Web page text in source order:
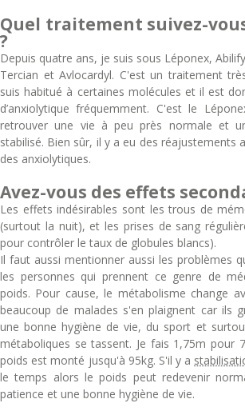
Quel traitement suivez-
?
Depuis quatre ans, je suis sous Léponex,
Tercian et Avlocardyl. C'est un traitement
suis habitué à certaines molécules et il est
d’anxiolytique fréquemment. C'est le
retrouver une vie à peu près normale et
stabilisé. Bien sûr, il y a eu des réajustements
des anxiolytiques.
Avez-vous des effets
Les effets indésirables sont les trous de
(surtout la nuit), et les prises de sang
pour contrôler le taux de globules blancs).
Il faut aussi mentionner aussi les problèmes
les personnes qui prennent ce genre de
poids. Pour cause, le métabolisme change
beaucoup de malades s'en plaignent car ils
une bonne hygiène de vie, du sport et
métaboliques se tassent. Je fais 1,75m pour
poids est monté jusqu'à 95kg. S'il y a
le temps alors le poids peut redevenir
patience et une bonne hygiène de vie.